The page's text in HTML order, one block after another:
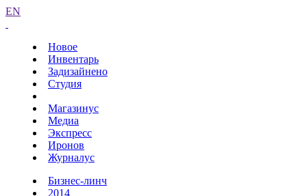
EN
Новое
Инвентарь
Задизайнено
Студия
Магазинус
Медиа
Экспресс
Иронов
Журналус
Бизнес-линч
2014